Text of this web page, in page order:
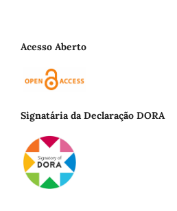
Acesso Aberto
Signatária da Declaração DORA